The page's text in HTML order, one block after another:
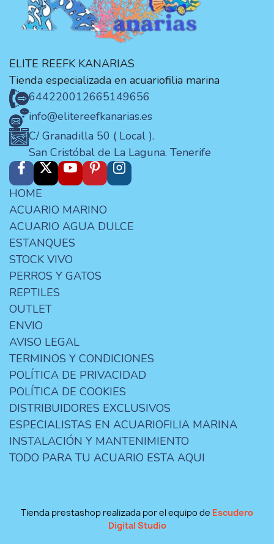
ELITE REEFK KANARIAS
Tienda especializada en acuariofilia marina
644220012665149656
info@elitereefkanarias.es
C/ Granadilla 50 ( Local ).
San Cristóbal de La Laguna. Tenerife
HOME
ACUARIO MARINO
ACUARIO AGUA DULCE
ESTANQUES
STOCK VIVO
PERROS Y GATOS
REPTILES
OUTLET
ENVIO
AVISO LEGAL
TERMINOS Y CONDICIONES
POLÍTICA DE PRIVACIDAD
POLÍTICA DE COOKIES
DISTRIBUIDORES EXCLUSIVOS
ESPECIALISTAS EN ACUARIOFILIA MARINA
INSTALACIÓN Y MANTENIMIENTO
TODO PARA TU ACUARIO ESTA AQUI
Tienda prestashop realizada por el equipo de Escudero
Digital Studio